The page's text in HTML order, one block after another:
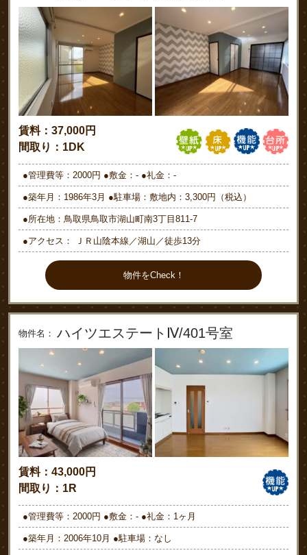
賃料：37,000円
間取り：1DK
●管理費等：2000円 ●敷金：- ●礼金：-
●築年月：1986年3月 ●駐車場：敷地内：3,300円（税込）
●所在地：鳥取県鳥取市湖山町南3丁目811-7
●アクセス： ＪＲ山陰本線／湖山／徒歩13分
物件をCheck！
物件名： ハイツエステートⅣ/401号室
賃料：43,000円
間取り：1R
●管理費等：2000円 ●敷金：- ●礼金：1ヶ月
●築年月：2006年10月 ●駐車場：なし